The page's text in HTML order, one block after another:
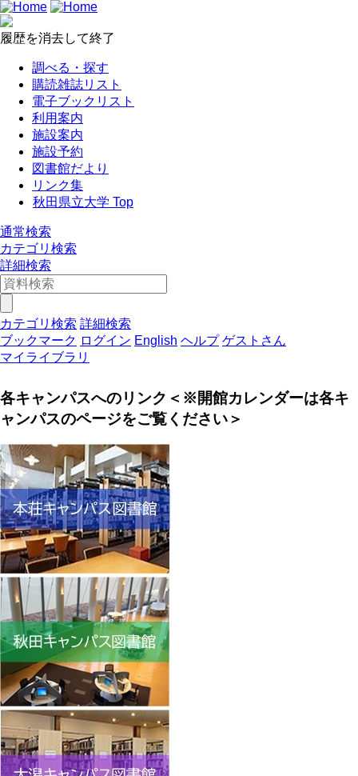
履歴を消去して終了
調べる・探す
購読雑誌リスト
電子ブックリスト
利用案内
施設案内
施設予約
図書館だより
リンク集
秋田県立大学 Top
通常検索
カテゴリ検索
詳細検索
カテゴリ検索 詳細検索
ブックマーク ログイン English ヘルプ ゲストさん
マイライブラリ
各キャンパスへのリンク＜※開館カレンダーは各キ
ャンパスのページをご覧ください＞